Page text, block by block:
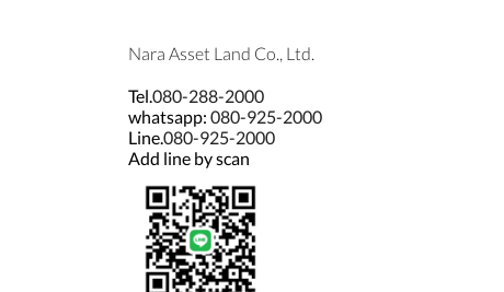
Nara Asset Land Co., Ltd.
Tel.080-288-2000
whatsapp: 080-925-2000
Line.080-925-2000
Add line by scan